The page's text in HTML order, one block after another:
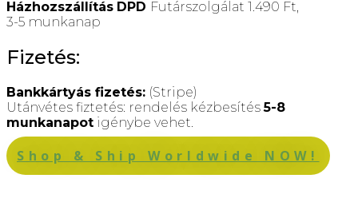
Házhozszállítás DPD Futárszolgálat 1.490 Ft,
3-5 munkanap
Fizetés:
Bankkártyás fizetés: (Stripe)
Utánvétes fiztetés: rendelés kézbesítés5-8
munkanapot igénybe vehet.
Shop & Ship Worldwide NOW!